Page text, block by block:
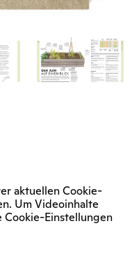
aktuellen Cookie-
Um Videoinhalte
Cookie-Einstellungen